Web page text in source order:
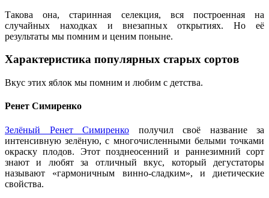
Такова она, старинная селекция, вся построенная на
случайных находках и внезапных открытиях. Но её
результаты мы помним и ценим поныне.
Характеристика популярных старых сортов
Вкус этих яблок мы помним и любим с детства.
Ренет Симиренко
Зелёный Ренет Симиренко получил своё название за
интенсивную зелёную, с многочисленными белыми точками
окраску плодов. Этот позднеосенний и раннезимний сорт
знают и любят за отличный вкус, который дегустаторы
называют «гармоничным винно-сладким», и диетические
свойства.